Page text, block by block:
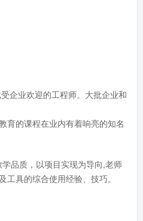
企业欢迎的工程师。大批企业和
育的课程在业内有着响亮的知名
品质，以项目实现为导向,老师
具的综合使用经验、技巧。